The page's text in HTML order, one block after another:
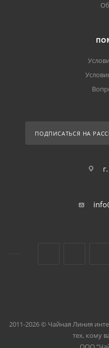
ПОДПИСАТЬСЯ НА
2011-2026 © Чайная Линия
тех, кому